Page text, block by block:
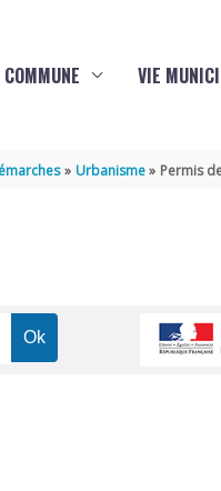
VIE
Urbanisme Permis